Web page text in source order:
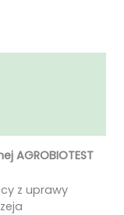
AGROBIOTEST
z uprawy